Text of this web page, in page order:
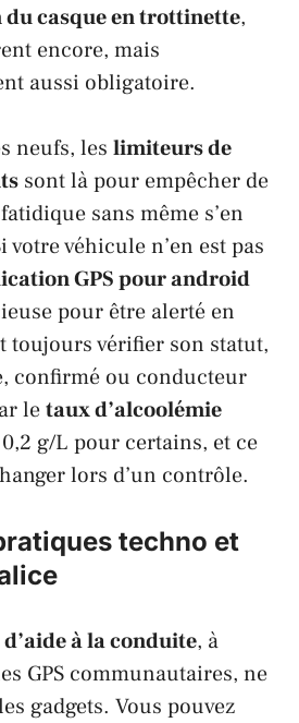
casque en trottinette,
encore, mais
aussi obligatoire.
neufs, les limiteurs de
sont là pour empêcher de
sans même s’en
véhicule n’en est pas
GPS pour android
pour être alerté en
toujours vérifier son statut,
confirmé ou conducteur
letaux d’alcoolémie
g/L pour certains, et ce
lors d’un contrôle.
techno et
à la conduite, à
GPS communautaires, ne
gadgets. Vous pouvez